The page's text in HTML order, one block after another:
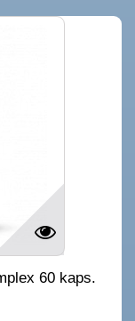
60 kaps.